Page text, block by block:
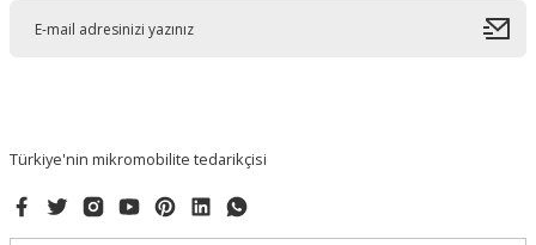
Türkiye'nin mikromobilite tedarikçisi